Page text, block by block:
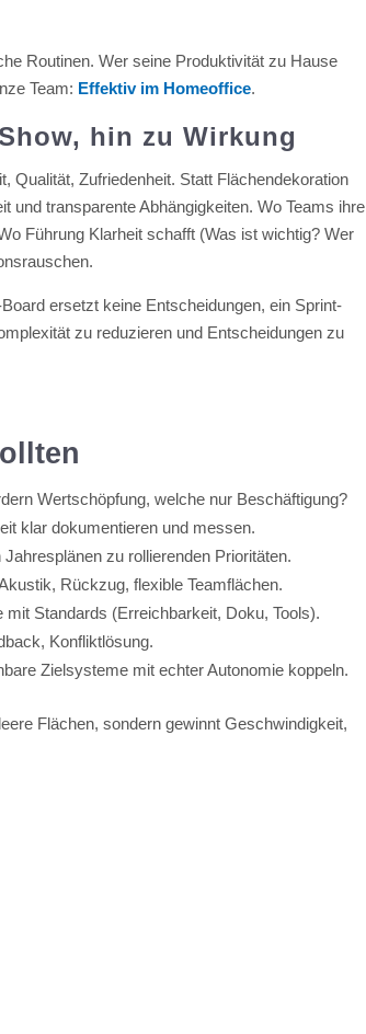
Routinen. Wer seine Produktivität zu Hause
Team: Effektiv im Homeoffice.
hin zu Wirkung
Qualität, Zufriedenheit. Statt Flächendekoration
und transparente Abhängigkeiten. Wo Teams ihre
Führung Klarheit schafft (Was ist wichtig? Wer
ersetzt keine Entscheidungen, ein Sprint-
zu reduzieren und Entscheidungen zu
Wertschöpfung, welche nur Beschäftigung?
klar dokumentieren und messen.
zu rollierenden Prioritäten.
Rückzug, flexible Teamflächen.
Standards (Erreichbarkeit, Doku, Tools).
Konfliktlösung.
Zielsysteme mit echter Autonomie koppeln.
Flächen, sondern gewinnt Geschwindigkeit,